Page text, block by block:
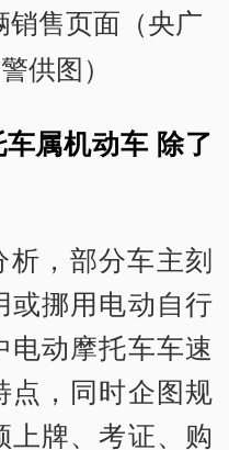
销售页面（央广
供图）
属机动车 除了
，部分车主刻
或挪用电动自行
动摩托车车速
点，同时企图规
牌、考证、购